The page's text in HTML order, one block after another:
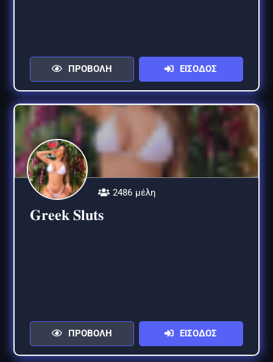
ΠΡΟΒΟΛΗ ΕΙΣΟΔΟΣ
2486 μέλη
𝐆𝐫𝐞𝐞𝐤 𝐒𝐥𝐮𝐭𝐬
ΠΡΟΒΟΛΗ ΕΙΣΟΔΟΣ